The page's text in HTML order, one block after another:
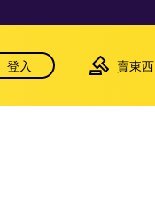
登入 賣東西